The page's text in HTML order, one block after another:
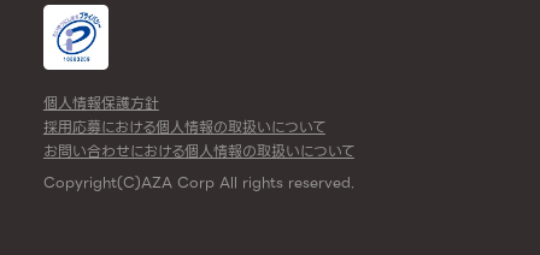
個人情報保護方針
採用応募における個人情報の取扱いについて
お問い合わせにおける個人情報の取扱いについて
Copyright(C)AZA Corp All rights reserved.